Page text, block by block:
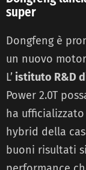
super
Dongfeng è
un nuovo
L’ istituto R&D
Power 2.0T
ha
hybrid della
buoni risultati